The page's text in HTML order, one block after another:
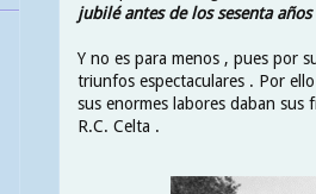
jubilé antes de los sesenta
Y no es para menos , pues por
triunfos espectaculares . Por
sus enormes labores daban
R.C. Celta .